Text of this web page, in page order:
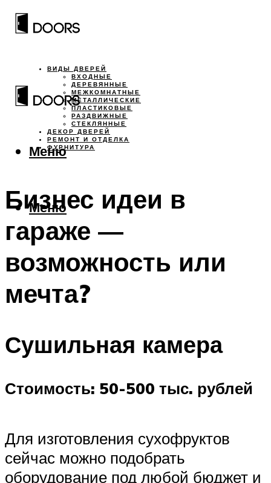
ВИДЫ ДВЕРЕЙ
ВХОДНЫЕ
ДЕРЕВЯННЫЕ
МЕЖКОМНАТНЫЕ
МЕТАЛЛИЧЕСКИЕ
ПЛАСТИКОВЫЕ
РАЗДВИЖНЫЕ
СТЕКЛЯННЫЕ
ДЕКОР ДВЕРЕЙ
РЕМОНТ И ОТДЕЛКА
ФУРНИТУРА
Меню
Меню
Бизнес идеи в
гараже —
возможность или
мечта?
Сушильная камера
Стоимость: 50-500 тыс. рублей
Для изготовления сухофруктов
сейчас можно подобрать
оборудование под любой бюджет и